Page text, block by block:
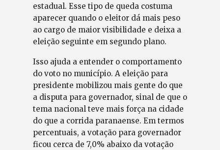
estadual. Esse tipo de queda costuma
aparecer quando o eleitor dá mais peso
ao cargo de maior visibilidade e deixa a
eleição seguinte em segundo plano.
Isso ajuda a entender o comportamento
do voto no município. A eleição para
presidente mobilizou mais gente do que
a disputa para governador, sinal de que o
tema nacional teve mais força na cidade
do que a corrida paranaense. Em termos
percentuais, a votação para governador
ficou cerca de 7,0% abaixo da votação